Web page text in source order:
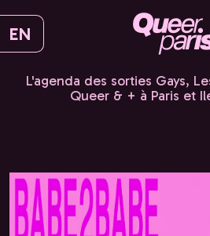
EN
L'agenda des sorties Gays,
Queer & + à Paris et